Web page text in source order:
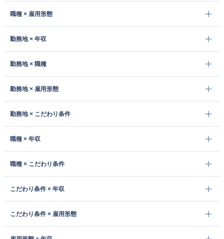
職種 × 雇用形態
勤務地 × 年収
勤務地 × 職種
勤務地 × 雇用形態
勤務地 × こだわり条件
職種 × 年収
職種 × こだわり条件
こだわり条件 × 年収
こだわり条件 × 雇用形態